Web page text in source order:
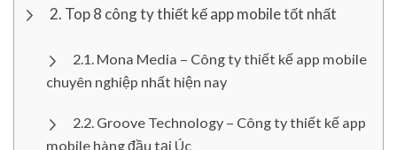
Top 8 công ty thiết kế app mobile tốt nhất
Mona Media – Công ty thiết kế app mobile
chuyên nghiệp nhất hiện nay
Groove Technology – Công ty thiết kế app
mobile hàng đầu tại Úc